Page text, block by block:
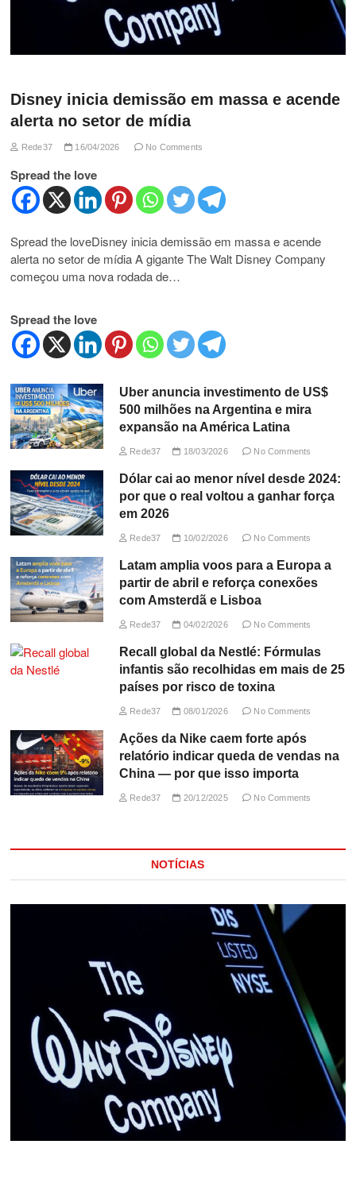
Disney inicia demissão em massa e acende
alerta no setor de mídia
Rede37 16/04/2026 No Comments
Spread the love
Spread the loveDisney inicia demissão em massa e acende
alerta no setor de mídia A gigante The Walt Disney Company
começou uma nova rodada de…
Spread the love
Uber anuncia investimento de US$
500 milhões na Argentina e mira
expansão na América Latina
Rede37 18/03/2026 No Comments
Dólar cai ao menor nível desde 2024:
por que o real voltou a ganhar força
em 2026
Rede37 10/02/2026 No Comments
Latam amplia voos para a Europa a
partir de abril e reforça conexões
com Amsterdã e Lisboa
Rede37 04/02/2026 No Comments
Recall global da Nestlé: Fórmulas
infantis são recolhidas em mais de 25
países por risco de toxina
Rede37 08/01/2026 No Comments
Ações da Nike caem forte após
relatório indicar queda de vendas na
China — por que isso importa
Rede37 20/12/2025 No Comments
NOTÍCIAS